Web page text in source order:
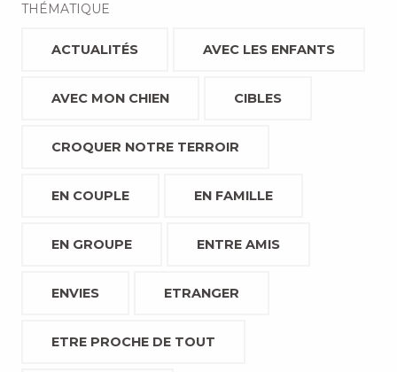
THÉMATIQUE
ACTUALITÉS AVEC LES ENFANTS
AVEC MON CHIEN CIBLES
CROQUER NOTRE TERROIR
EN COUPLE EN FAMILLE
EN GROUPE ENTRE AMIS
ENVIES ETRANGER
ETRE PROCHE DE TOUT